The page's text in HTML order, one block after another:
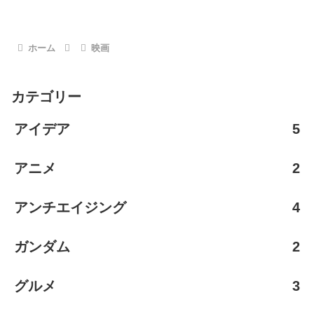
ホーム 映画
カテゴリー
アイデア 5
アニメ 2
アンチエイジング 4
ガンダム 2
グルメ 3